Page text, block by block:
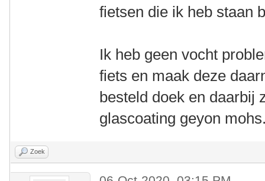
fietsen die ik heb staan
Ik heb geen vocht
fiets en maak deze
besteld doek en daarbij
glascoating geyon
Zoek